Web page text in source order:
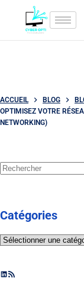
ACCUEIL BLOG
OPTIMISEZ VOTRE
NETWORKING)
Catégories